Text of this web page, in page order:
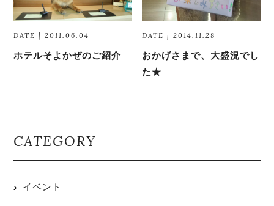
DATE | 2011.06.04
ホテルそよかぜのご紹介
DATE | 2014.11.28
おかげさまで、大盛況でし
た★
CATEGORY
イベント